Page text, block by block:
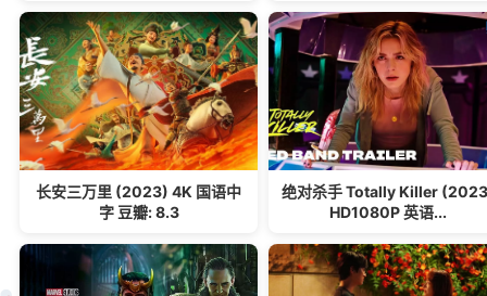
长安三万里 (2023) 4K 国语中
字 豆瓣: 8.3
绝对杀手 Totally Killer
HD1080P 英语...